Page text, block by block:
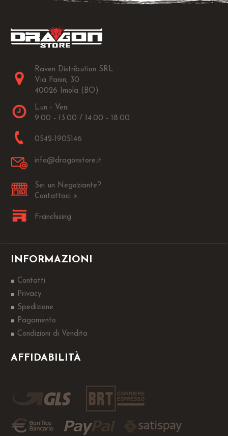
Raven Distribution SRL
Via Fanin, 30
40026 Imola (BO)
Lun - Ven:
9.00 - 13.00 / 14.00 - 18.00
0542-1905146
info@dragonstore.it
Sei un Negoziante?
Contattaci >
Franchising
INFORMAZIONI
Contatti
Privacy
Spedizione
Pagamento
Condizioni di Vendita
AFFIDABILITÀ